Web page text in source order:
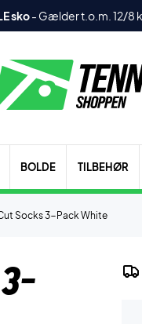
sko- Gælder t.o.m. 12/8
BOLDE TILBEHØR
Socks 3-Pack White